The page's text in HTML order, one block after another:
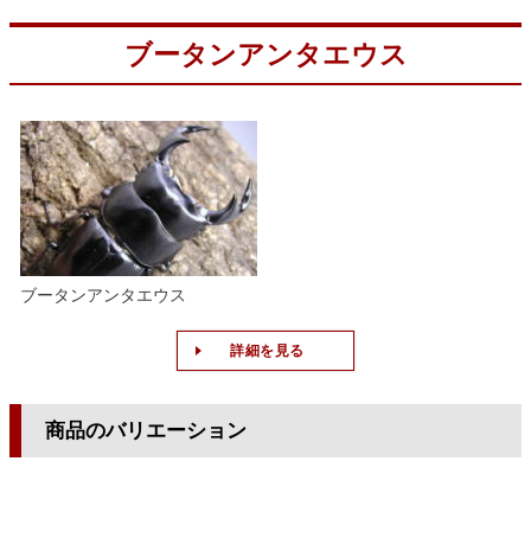
ブータンアンタエウス
ブータンアンタエウス
詳細を見る
商品のバリエーション